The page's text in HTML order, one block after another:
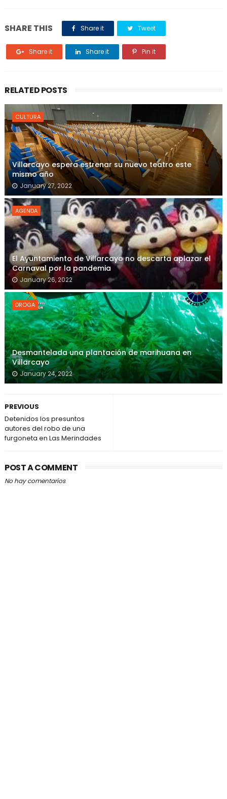
SHARE THIS Share it Tweet
Share it Share it Pin it
RELATED POSTS
CULTURA
Villarcayo espera estrenar su nuevo teatro este
mismo año
January 27, 2022
AGENDA
El Ayuntamiento de Villarcayo no descarta aplazar el
Carnaval por la pandemia
January 26, 2022
DROGA
Desmantelada una plantación de marihuana en
Villarcayo
January 24, 2022
PREVIOUS
Detenidos los presuntos
autores del robo de una
furgoneta en Las Merindades
POST A COMMENT
No hay comentarios